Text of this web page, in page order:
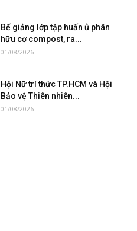
Bế giảng lớp tập huấn ủ phân
hữu cơ compost, ra...
01/08/2026
Hội Nữ trí thức TP.HCM và Hội
Bảo vệ Thiên nhiên...
01/08/2026